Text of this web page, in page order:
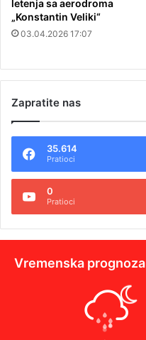
letenja sa aerodroma
„Konstantin Veliki“
03.04.2026 17:07
Zapratite nas
35.614
Pratioci
0
Pratioci
Vremenska prognoza